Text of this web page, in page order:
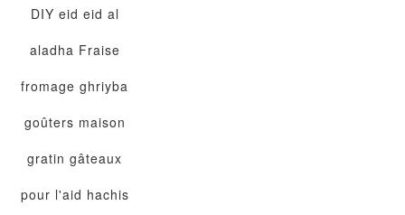
DIY eid eid al
aladha Fraise
fromage ghriyba
goûters maison
gratin gâteaux
pour l'aid hachis